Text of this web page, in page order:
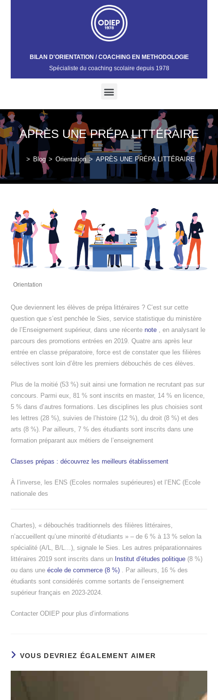
BILAN D'ORIENTATION / COACHING EN METHODOLOGIE
Spécialiste du coaching scolaire depuis 1978​
APRÈS UNE PRÉPA LITTÉRAIRE
> Blog > Orientation > APRÈS UNE PRÉPA LITTÉRAIRE
Orientation
Que deviennent les élèves de prépa littéraires ? C’est sur cette
question que s’est penchée le Sies, service statistique du ministère
de l’Enseignement supérieur, dans une récente note , en analysant le
parcours des promotions entrées en 2019. Quatre ans après leur
entrée en classe préparatoire, force est de constater que les filières
sélectives sont loin d’être les premiers débouchés de ces élèves.
Plus de la moitié (53 %) suit ainsi une formation ne recrutant pas sur
concours. Parmi eux, 81 % sont inscrits en master, 14 % en licence,
5 % dans d’autres formations. Les disciplines les plus choisies sont
les lettres (28 %), suivies de l’histoire (12 %), du droit (8 %) et des
arts (8 %). Par ailleurs, 7 % des étudiants sont inscrits dans une
formation préparant aux métiers de l’enseignement
Classes prépas : découvrez les meilleurs établissement
À l’inverse, les ENS (Ecoles normales supérieures) et l’ENC (Ecole
nationale des
Chartes),« débouchés traditionnels des filières littéraires,
n’accueillent qu’une minorité d’étudiants »– de 6 % à 13 % selon la
spécialité (A/L, B/L…), signale le Sies. Les autres préparationnaires
littéraires 2019 sont inscrits dans un Institut d’études politique (8 %)
ou dans uneécole de commerce (8 %) . Par ailleurs, 16 % des
étudiants sont considérés comme sortants de l’enseignement
supérieur français en 2023-2024.
Contacter ODIEP pour plus d’informations
VOUS DEVRIEZ ÉGALEMENT AIMER